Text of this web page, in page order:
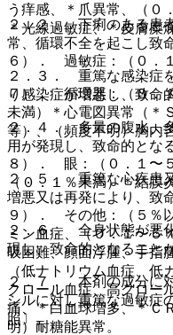
２．２． 下痢のある患
常、循環不全を起こし致
２．３． 重篤な感染症
り感染症が増悪し、致命
２．４． 多量の腹水、
用が発現し、致命的とな
２．５． 重篤な心疾患
増悪又は再発により、致
２．６． 全身状態が悪
現し、致命的となること
２．７． 本剤の成分に
シルに対し重篤な過敏症
照〕。
う痒感、＊爪異常、（０
＊光線過敏症、＊皮膚糜
６）． 過敏症：（０．
７）． 循環器：（０．
未満）＊心電図異常（＊
等）、（頻度不明）胸内
８）． 眼：（０．１〜
（０．１％未満）＊結膜
９）． その他：（５％
ミン血症、（０．１〜５
吸困難、顔面浮腫、手指
（低ナトリウム血症、
クロール血症、高クロー
痛、＊白血球増多、＊Ｃ
明）耐糖能異常。